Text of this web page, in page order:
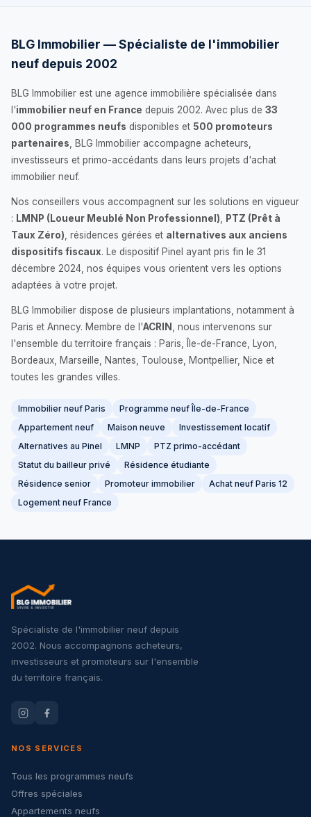
BLG Immobilier — Spécialiste de l'immobilier
neuf depuis 2002
BLG Immobilier est une agence immobilière spécialisée dans
l'immobilier neuf en France depuis 2002. Avec plus de 33
000 programmes neufs disponibles et 500 promoteurs
partenaires , BLG Immobilier accompagne acheteurs,
investisseurs et primo-accédants dans leurs projets d'achat
immobilier neuf.
Nos conseillers vous accompagnent sur les solutions en vigueur
: LMNP (Loueur Meublé Non Professionnel)
PTZ (Prêt à
Taux Zéro) , résidences gérées et alternatives aux anciens
dispositifs fiscaux. Le dispositif Pinel ayant pris fin le 31
décembre 2024, nos équipes vous orientent vers les options
adaptées à votre projet.
BLG Immobilier dispose de plusieurs implantations, notamment à
Paris et Annecy. Membre de l'ACRIN
, nous intervenons sur
l'ensemble du territoire français : Paris, Île-de-France, Lyon,
Bordeaux, Marseille, Nantes, Toulouse, Montpellier, Nice et
toutes les grandes villes.
Immobilier neuf Paris
Programme neuf Île-de-France
Appartement neuf
Maison neuve
Investissement locatif
Alternatives au Pinel
LMNP
PTZ primo-accédant
Statut du bailleur privé
Résidence étudiante
Résidence senior
Promoteur immobilier
Achat neuf Paris 12
Logement neuf France
Spécialiste de l'immobilier neuf depuis
2002. Nous accompagnons acheteurs,
investisseurs et promoteurs sur l'ensemble
du territoire français.
NOS SERVICES
Tous les programmes neufs
Offres spéciales
Appartements neufs